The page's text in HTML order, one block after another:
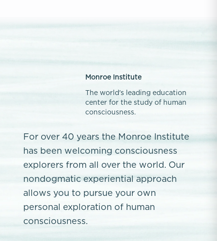
Monroe Institute
The world's leading education
center for the study of human
consciousness.
For over 40 years the Monroe Institute
has been welcoming consciousness
explorers from all over the world. Our
nondogmatic experiential approach
allows you to pursue your own
personal exploration of human
consciousness.